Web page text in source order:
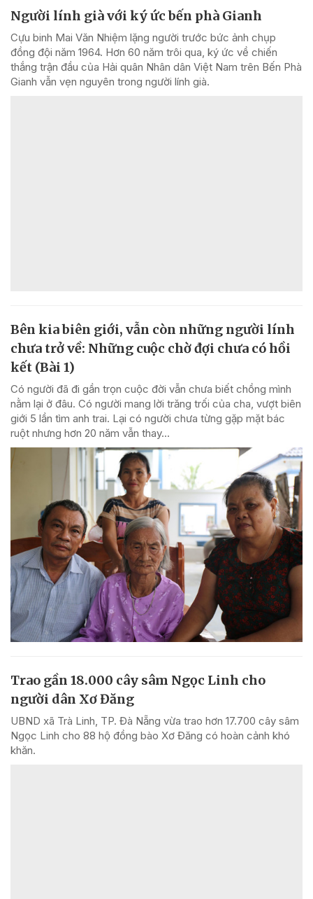
Người lính già với ký ức bến phà Gianh
Cựu binh Mai Văn Nhiệm lặng người trước bức ảnh chụp
đồng đội năm 1964. Hơn 60 năm trôi qua, ký ức về chiến
thắng trận đầu của Hải quân Nhân dân Việt Nam trên Bến Phà
Gianh vẫn vẹn nguyên trong người lính già.
Bên kia biên giới, vẫn còn những người lính
chưa trở về: Những cuộc chờ đợi chưa có hồi
kết (Bài 1)
Có người đã đi gần trọn cuộc đời vẫn chưa biết chồng mình
nằm lại ở đâu. Có người mang lời trăng trối của cha, vượt biên
giới 5 lần tìm anh trai. Lại có người chưa từng gặp mặt bác
ruột nhưng hơn 20 năm vẫn thay...
Trao gần 18.000 cây sâm Ngọc Linh cho
người dân Xơ Đăng
UBND xã Trà Linh, TP. Đà Nẵng vừa trao hơn 17.700 cây sâm
Ngọc Linh cho 88 hộ đồng bào Xơ Đăng có hoàn cảnh khó
khăn.